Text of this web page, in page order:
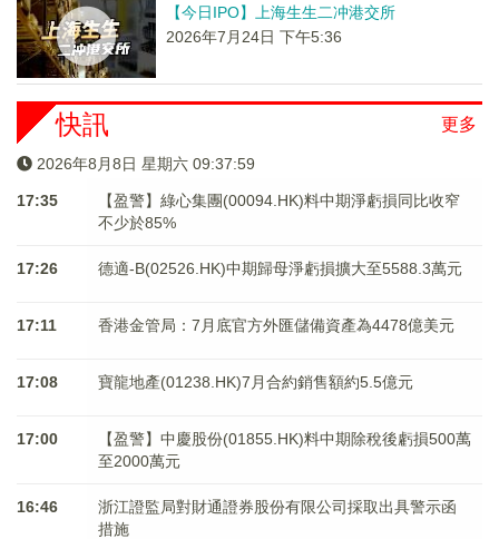
【今日IPO】上海生生二冲港交所
2026年7月24日 下午5:36
更多
快訊
2026年8月8日 星期六 09:37:59
17:35
【盈警】綠心集團(00094.HK)料中期淨虧損同比收窄
不少於85%
17:26 德適-B(02526.HK)中期歸母淨虧損擴大至5588.3萬元
17:11 香港金管局：7月底官方外匯儲備資產為4478億美元
17:08 寶龍地產(01238.HK)7月合約銷售額約5.5億元
17:00
【盈警】中慶股份(01855.HK)料中期除稅後虧損500萬
至2000萬元
16:46
浙江證監局對財通證券股份有限公司採取出具警示函
措施